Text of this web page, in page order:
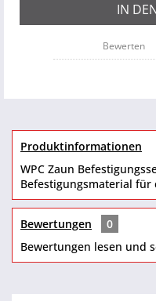
IN
Bewerten
Produktinformationen
WPC Zaun
Befestigungsmaterial für
Bewertungen
0
Bewertungen lesen und